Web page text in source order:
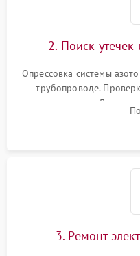
2. Поиск утечек
Опрессовка системы
трубопроводе.
течеискателем.
продувка капиллярной
3. Ремонт